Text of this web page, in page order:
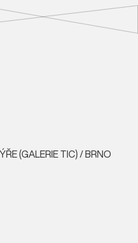
(GALERIE TIC) / BRNO